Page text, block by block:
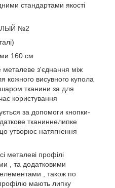
стандартами якості
160 см
металеве з'єднання між
кожного висувного купола
тканини за для
користування
за допомоги кнопки-
тканиннелипке
утворює натягнення
металеві профілі
, та додатковими
, також по
мають липку